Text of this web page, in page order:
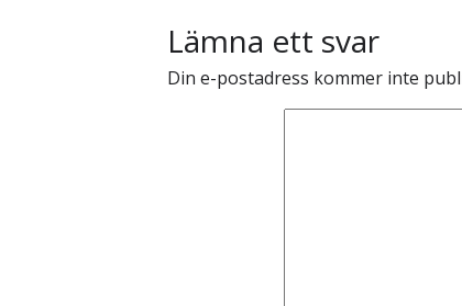
Lämna ett svar
Din e-postadress kommer inte